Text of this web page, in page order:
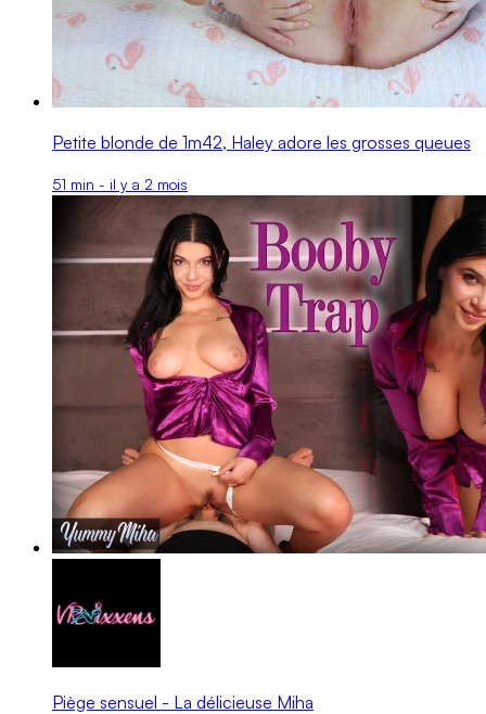
Petite blonde de 1m42, Haley adore les grosses queues
51 min - il y a 2 mois
Piège sensuel - La délicieuse Miha